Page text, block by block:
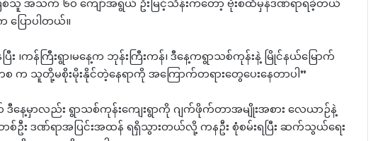
ြောပါတယ်။
ကန်ကြီးရွာ၊မနေ့က ဘုန်းကြီးကန်၊ ဒီနေ့ကရွာသစ်ကုန်းနဲ့ မြိုင်နယ်မြောက်
သူတို့မစိုးမိုးနိုင်တဲ့နေရာကို အကြောက်တရားတွေပေးနေတာပါ”
ေ့မှာလည်း ရွာသစ်ကုန်းကျေးရွာကို ဂျက်ဖိုက်တာအမျိုးအစား လေယာဉ်နဲ့
ဦး ဒဏ်ရာအပြင်းအထန် ရရှိသွားတယ်လို့ ကနဦး စုံစမ်းရပြီး ဆက်သွယ်ရေး